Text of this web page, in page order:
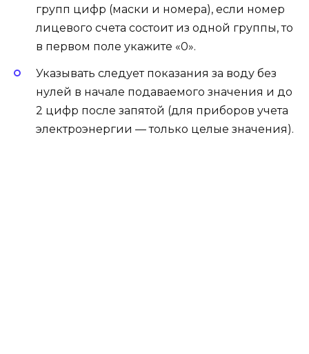
групп цифр (маски и номера), если номер
лицевого счета состоит из одной группы, то
в первом поле укажите «0».
Указывать следует показания за воду без
нулей в начале подаваемого значения и до
2 цифр после запятой (для приборов учета
электроэнергии — только целые значения).